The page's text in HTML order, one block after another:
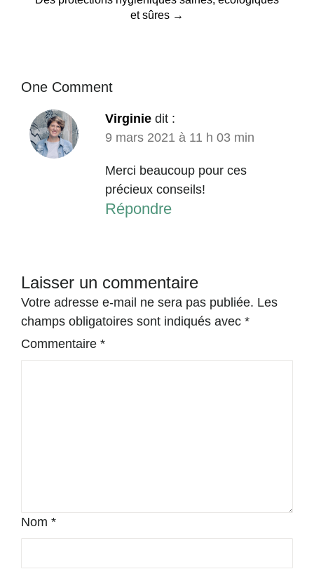
et sûres →
One Comment
Virginie dit :
9 mars 2021 à 11 h 03 min
Merci beaucoup pour ces
précieux conseils!
Répondre
Laisser un commentaire
Votre adresse e-mail ne sera pas publiée. Les
champs obligatoires sont indiqués avec *
Commentaire *
Nom *